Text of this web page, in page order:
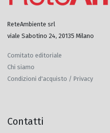
ReteAmbiente srl
viale Sabotino 24, 20135 Milano
Comitato editoriale
Chi siamo
Condizioni d'acquisto / Privacy
Contatti